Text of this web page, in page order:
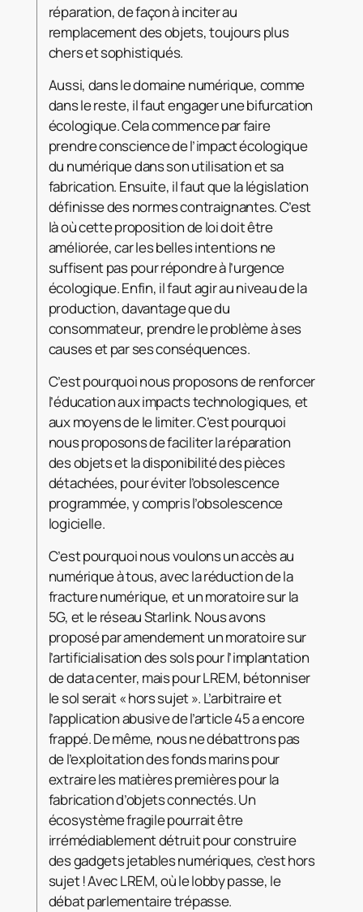
réparation, de façon à inciter au
remplacement des objets, toujours plus
chers et sophistiqués.
Aussi, dans le domaine numérique, comme
dans le reste, il faut engager une bifurcation
écologique. Cela commence par faire
prendre conscience de l’impact écologique
du numérique dans son utilisation et sa
fabrication. Ensuite, il faut que la législation
définisse des normes contraignantes. C’est
là où cette proposition de loi doit être
améliorée, car les belles intentions ne
suffisent pas pour répondre à l’urgence
écologique. Enfin, il faut agir au niveau de la
production, davantage que du
consommateur, prendre le problème à ses
causes et par ses conséquences.
C’est pourquoi nous proposons de renforcer
l’éducation aux impacts technologiques, et
aux moyens de le limiter. C’est pourquoi
nous proposons de faciliter la réparation
des objets et la disponibilité des pièces
détachées, pour éviter l’obsolescence
programmée, y compris l’obsolescence
logicielle.
C’est pourquoi nous voulons un accès au
numérique à tous, avec la réduction de la
fracture numérique, et un moratoire sur la
5G, et le réseau Starlink. Nous avons
proposé par amendement un moratoire sur
l’artificialisation des sols pour l’implantation
de data center, mais pour LREM, bétonniser
le sol serait « hors sujet ». L’arbitraire et
l’application abusive de l’article 45 a encore
frappé. De même, nous ne débattrons pas
de l’exploitation des fonds marins pour
extraire les matières premières pour la
fabrication d’objets connectés. Un
écosystème fragile pourrait être
irrémédiablement détruit pour construire
des gadgets jetables numériques, c’est hors
sujet ! Avec LREM, où le lobby passe, le
débat parlementaire trépasse.